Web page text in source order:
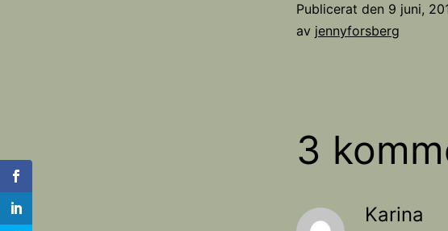
Publicerat den 9 juni,
av jennyforsberg
3
Karina